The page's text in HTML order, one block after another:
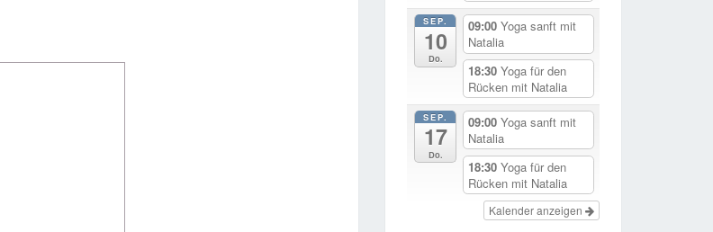
SEP.
10
Do.
09:00Yoga sanft mit
Natalia
18:30Yoga für den
Rücken mit Natalia
SEP.
17
Do.
09:00Yoga sanft mit
Natalia
18:30Yoga für den
Rücken mit Natalia
Kalender anzeigen